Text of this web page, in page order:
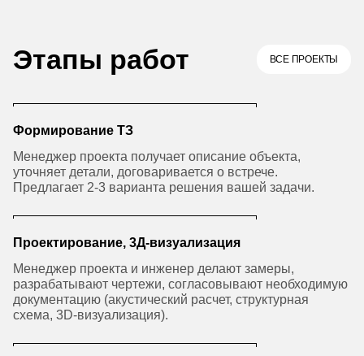
Этапы работ ВСЕ ПРОЕКТЫ
Формирование ТЗ
Менеджер проекта получает описание объекта,
уточняет детали, договаривается о встрече.
Предлагает 2-3 варианта решения вашей задачи.
Проектирование, 3Д-визуализация
Менеджер проекта и инженер делают замеры,
разрабатывают чертежи, согласовывают необходимую
документацию (акустический расчет, структурная
схема, 3D-визуализация).